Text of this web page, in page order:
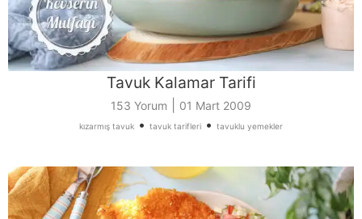
Tavuk Kalamar Tarifi
153 Yorum 01 Mart 2009
kızarmış tavuk • tavuk tarifleri • tavuklu yemekler